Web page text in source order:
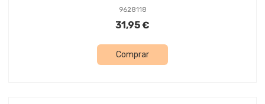
9628118
31,95 €
Comprar